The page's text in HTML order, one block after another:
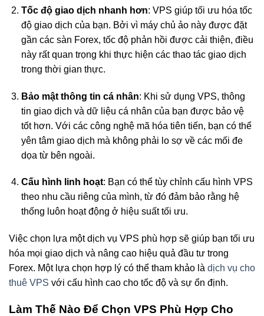
Tốc độ giao dịch nhanh hơn: VPS giúp tối ưu hóa tốc
độ giao dịch của bạn. Bởi vì máy chủ ảo này được đặt
gần các sàn Forex, tốc độ phản hồi được cải thiện, điều
này rất quan trọng khi thực hiện các thao tác giao dịch
trong thời gian thực.
Bảo mật thông tin cá nhân: Khi sử dụng VPS, thông
tin giao dịch và dữ liệu cá nhân của bạn được bảo vệ
tốt hơn. Với các công nghệ mã hóa tiên tiến, bạn có thể
yên tâm giao dịch mà không phải lo sợ về các mối đe
dọa từ bên ngoài.
Cấu hình linh hoạt: Bạn có thể tùy chỉnh cấu hình VPS
theo nhu cầu riêng của mình, từ đó đảm bảo rằng hệ
thống luôn hoạt động ở hiệu suất tối ưu.
Việc chọn lựa một dịch vụ VPS phù hợp sẽ giúp bạn tối ưu
hóa mọi giao dịch và nâng cao hiệu quả đầu tư trong
Forex. Một lựa chọn hợp lý có thể tham khảo là dịch vụ cho
thuê VPS với cấu hình cao cho tốc độ và sự ổn định.
Làm Thế Nào Để Chọn VPS Phù Hợp Cho